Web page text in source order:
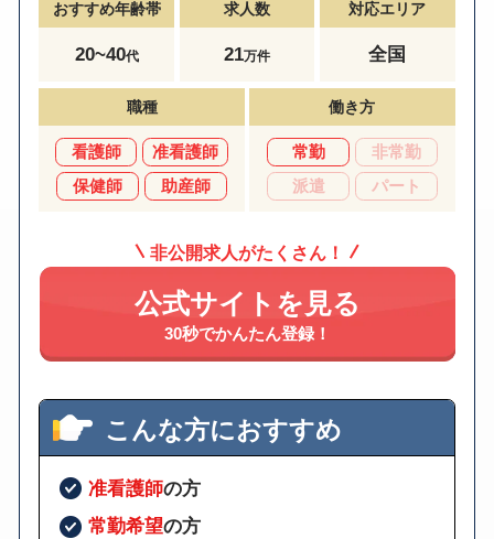
おすすめ年齢帯
20~40代
求人数
21万件
対応エリア
全国
職種
看護師
准看護師
保健師
助産師
働き方
常勤
非常勤
派遣
パート
非公開求人がたくさん！
公式サイトを見る
30秒でかんたん登録！
こんな方におすすめ
准看護師の方
常勤希望の方